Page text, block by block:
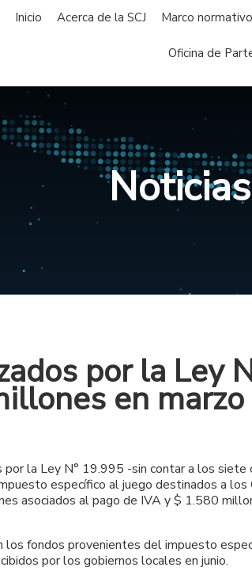
Inicio Acerca de la SCJ Marco normativo
Oficina de
Noticias
por la Ley
en
la Ley N° 19.995 -sin contar a los
específico al juego destinados a
asociados al pago de IVA y $ 1.580
fondos provenientes del impuesto
por los gobiernos locales en junio.